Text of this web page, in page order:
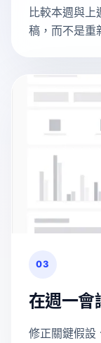
比較本週與上
稿，而不是重
03
在週一會
修正關鍵假設